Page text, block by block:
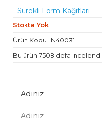
- Sürekli Form Kağıtları
Stokta Yok
Ürün Kodu : N40031
Bu ürün 7508 defa incelendi
Adınız